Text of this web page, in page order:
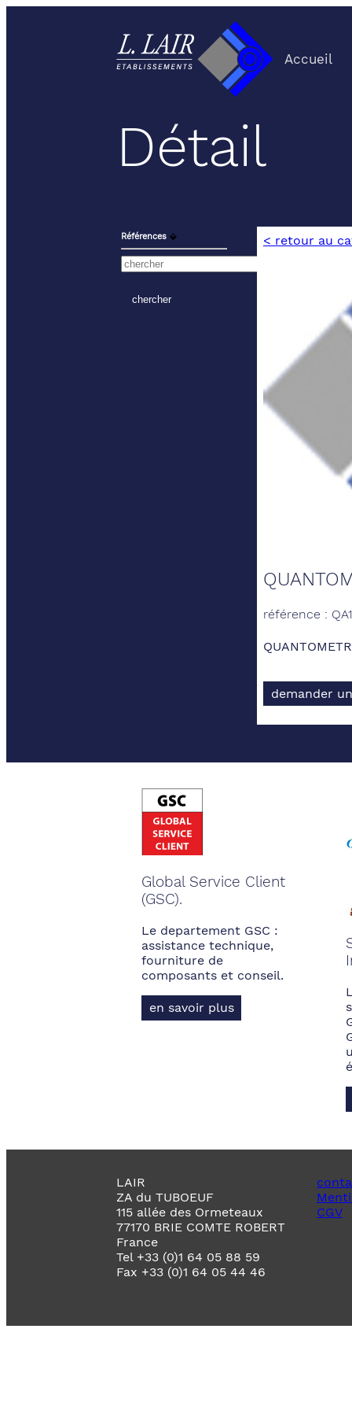
Accueil
Détail
Références ⬙ < retour au
référence :
demander
Global Service Client
(GSC).
Le departement GSC :
assistance technique,
fourniture de
composants et conseil.
en savoir plus
LAIR
ZA du TUBOEUF
115 allée des Ormeteaux
77170 BRIE COMTE ROBERT
France
Tel +33 (0)1 64 05 88 59
Fax +33 (0)1 64 05 44 46
CGV